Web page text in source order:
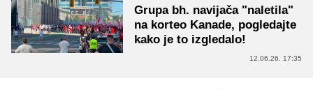
Grupa bh. navijača "naletila"
na korteo Kanade, pogledajte
kako je to izgledalo!
12.06.26. 17:35